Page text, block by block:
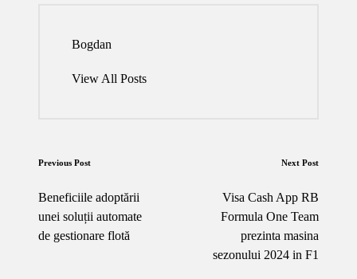
Bogdan
View All Posts
Post
navigation
Previous Post
Beneficiile adoptării
unei soluții automate
de gestionare flotă
Next Post
Visa Cash App RB
Formula One Team
prezinta masina
sezonului 2024 in F1